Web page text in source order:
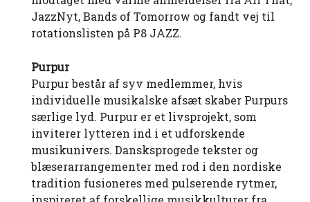
JazzNyt, Bands of Tomorrow og fandt vej til
rotationslisten på P8 JAZZ.
Purpur
Purpur består af syv medlemmer, hvis
individuelle musikalske afsæt skaber Purpurs
særlige lyd. Purpur er et livsprojekt, som
inviterer lytteren ind i et udforskende
musikunivers. Dansksprogede tekster og
blæserarrangementer med rod i den nordiske
tradition fusioneres med pulserende rytmer,